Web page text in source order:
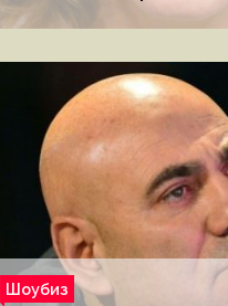
ходить»
Шоубиз